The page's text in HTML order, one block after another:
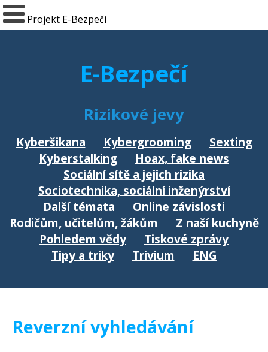
Projekt E-Bezpečí
E-Bezpečí
Rizikové jevy
Kyberšikana Kybergrooming
Sexting
Kyberstalking
Hoax, fake news
Sociální sítě a jejich rizika
Sociotechnika, sociální inženýrství
Další témata
Online závislosti
Rodičům, učitelům, žákům
Z naší kuchyně
Pohledem vědy
Tiskové zprávy
Tipy a triky
Trivium ENG
Reverzní vyhledávání